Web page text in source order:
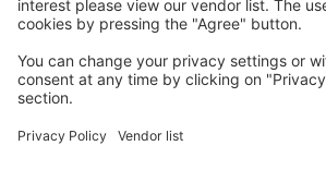
Hotels in Deutschland - Beliebte Städte